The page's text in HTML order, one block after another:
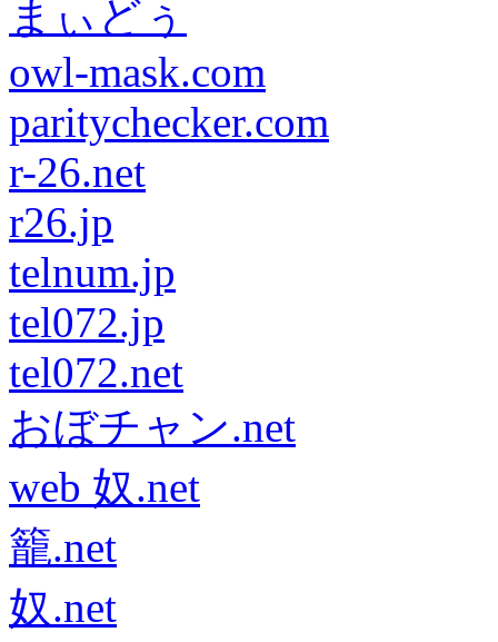
まぃどぅ
owl-mask.com
paritychecker.com
r-26.net
r26.jp
telnum.jp
tel072.jp
tel072.net
おぼチャン.net
web 奴.net
籠.net
奴.net